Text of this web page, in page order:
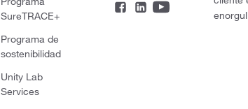
SureTRACE+
Programa de
sostenibilidad
Unity Lab
Services